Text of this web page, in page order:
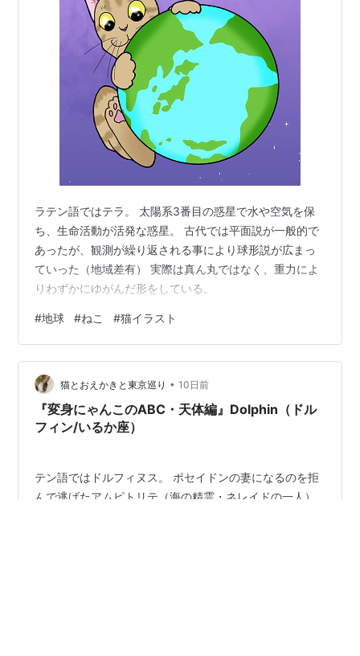
ラテン語ではテラ。 太陽系3番目の惑星で水や空気を保
ち、生命活動が活発な惑星。 古代では平面説が一般的で
あったが、観測が繰り返される事により球形説が広まっ
ていった（地域差有） 実際は真ん丸ではなく、重力によ
りわずかにゆがんだ形をしている。
#地球 #ねこ #猫イラスト
猫とおえかきと東京巡り • 10日前
『変身にゃんこのABC・天体編』Dolphin（ドル
フィン/いるか座）